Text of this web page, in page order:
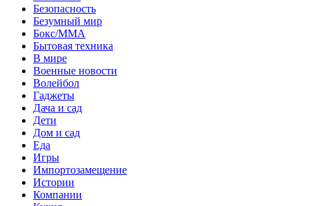
Безопасность
Безумный мир
Бокс/MMA
Бытовая техника
В мире
Военные новости
Волейбол
Гаджеты
Дача и сад
Дети
Дом и сад
Еда
Игры
Импортозамещение
Истории
Компании